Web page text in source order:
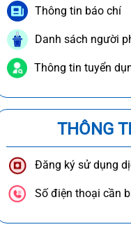
Thông tin báo chí
Danh sách người
Thông tin tuyển
THÔNG
Đăng ký sử dụng
Số điện thoại cần